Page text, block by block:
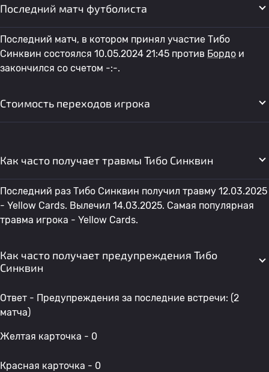
Последний матч футболиста
Последний матч, в котором принял участие Тибо
Синквин состоялся 10.05.2024 21:45 против Бордо и
закончился со счетом -:-.
Стоимость переходов игрока
Как часто получает травмы Тибо Синквин
Последний раз Тибо Синквин получил травму 12.03.2025
- Yellow Cards. Вылечил 14.03.2025. Самая популярная
травма игрока - Yellow Cards.
Как часто получает предупреждения Тибо
Синквин
Ответ - Предупреждения за последние встречи: (2
матча)
Желтая карточка - 0
Красная карточка - 0